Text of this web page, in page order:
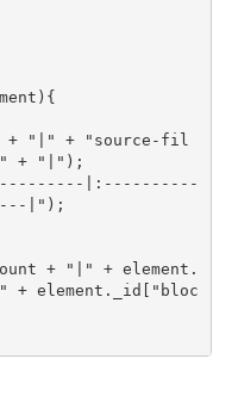
){
+ "|" +
"source-fil
+ "|" );
|:----------
|" );
+ "|" + element .
+ element . _id [ "bloc